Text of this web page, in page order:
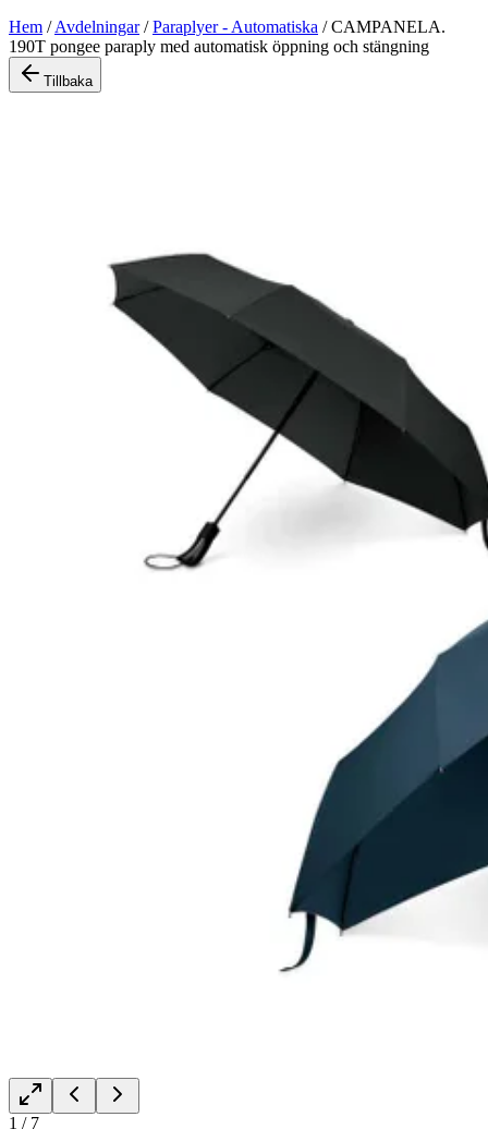
Hem /Avdelningar/Paraplyer - Automatiska /CAMPANELA.
190T pongee paraply med automatisk öppning och stängning
Tillbaka
1 / 7